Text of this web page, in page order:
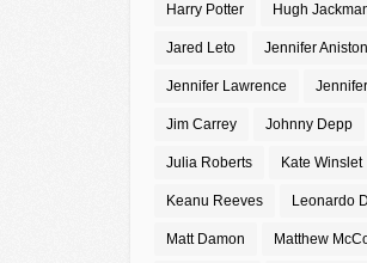
Harry Potter Hugh
Jared Leto Jennifer Aniston
Jennifer Lawrence
Jim Carrey Johnny Depp
Julia Roberts Kate Winslet
Keanu Reeves Leonardo
Matt Damon Matthew